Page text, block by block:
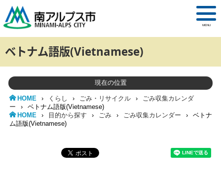
MENU
ベトナム語版(Vietnamese)
現在の位置
HOME › くらし › ごみ・リサイクル ›
ごみ収集カレンダ
ー
›
ベトナム語版(Vietnamese)
HOME
› 目的から探す › ごみ › ごみ収集カレンダー ›
ベトナ
ム語版(Vietnamese)